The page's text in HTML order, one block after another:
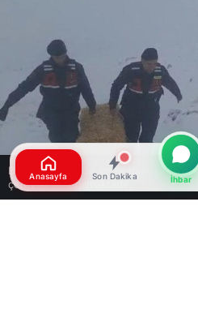
Bu web sitesinde en iyi deneyimi
çerezler kullanılmaktadır.
Anasayfa Son Dakika İhbar